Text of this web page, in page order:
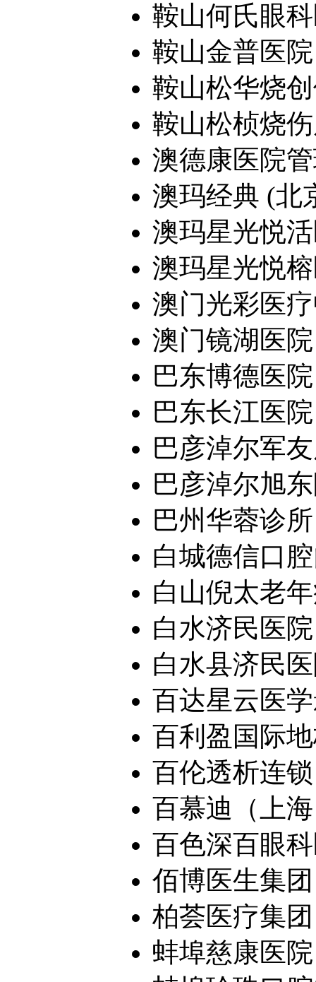
鞍山何氏眼
鞍山金普医院
鞍山松华烧
鞍山松桢烧
澳德康医院
澳玛经典 (北
澳玛星光悦
澳玛星光悦
澳门光彩医
澳门镜湖医院
巴东博德医院
巴东长江医院
巴彦淖尔军
巴彦淖尔旭
巴州华蓉诊所
白城德信口
白山倪太老
白水济民医院
白水县济民
百达星云医
百利盈国际
百伦透析连
百慕迪（上
百色深百眼
佰博医生集
柏荟医疗集团
蚌埠慈康医院